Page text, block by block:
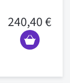
240,40 €